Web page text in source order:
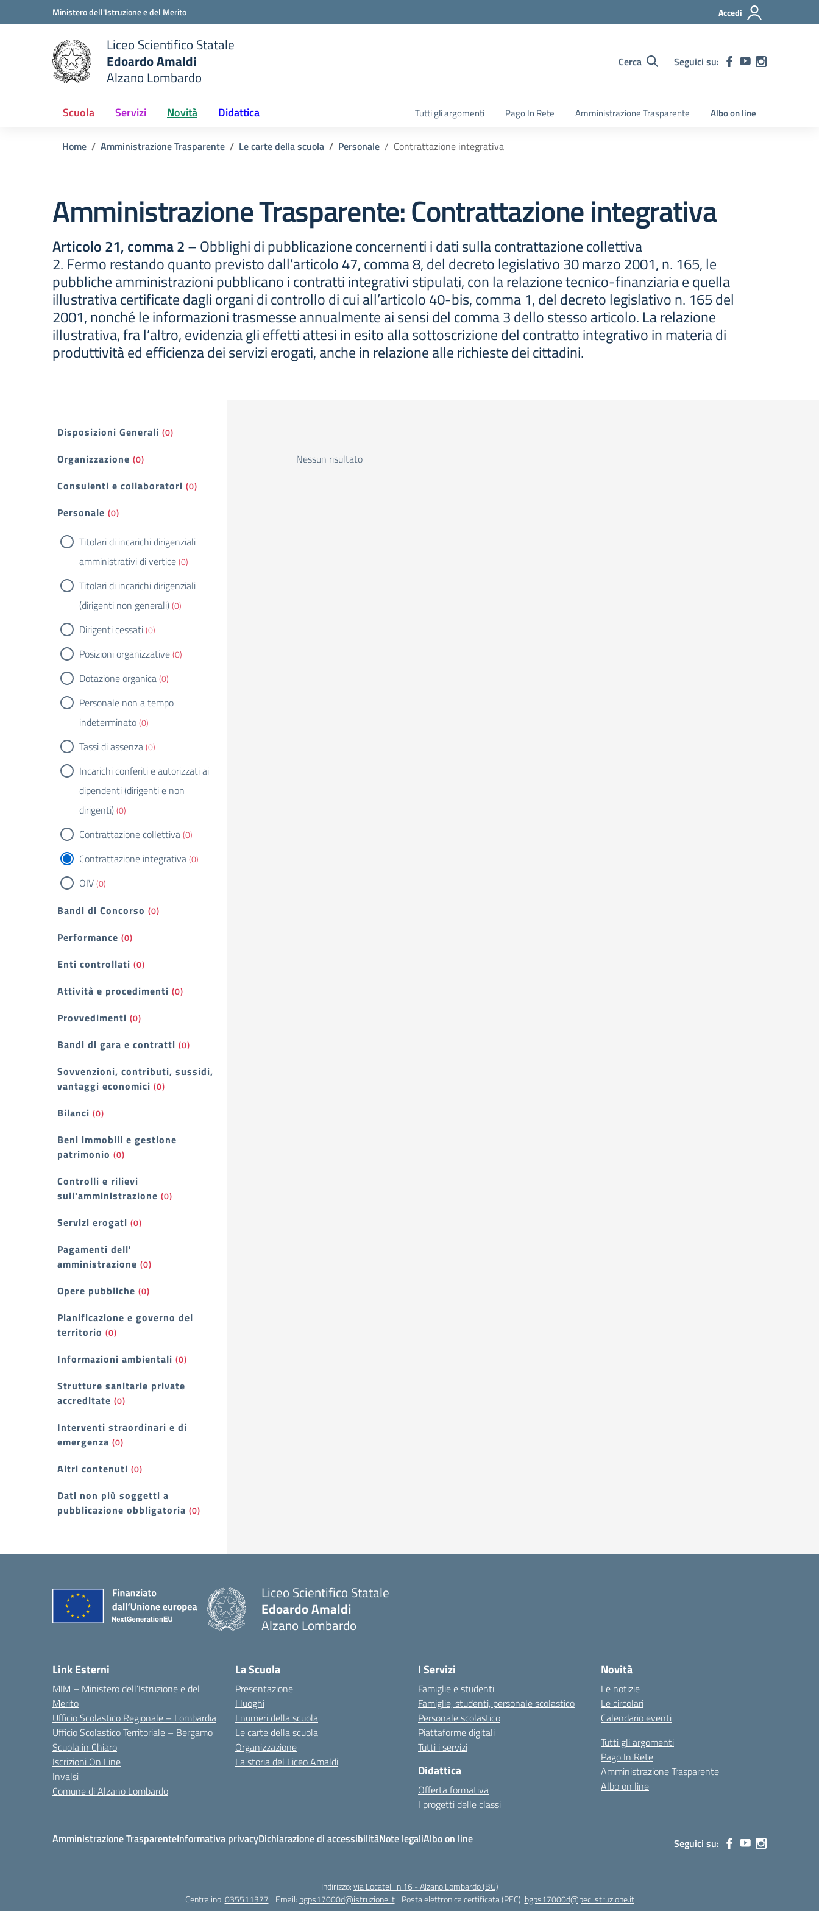
Vai ai contenuti
Vai al menu di navigazioneMinistero dell'Istruzione e del Merito Accedi
scuola
Liceo Scientifico Statale
Edoardo Amaldi
Alzano Lombardo
Cerca Seguici su:
Scuola Servizi Novità Didattica Tutti gli argomenti Pago In Rete Amministrazione Trasparente Albo on line
Home Amministrazione Trasparente Le carte della scuola Personale Contrattazione integrativa
Amministrazione Trasparente:Contrattazione integrativa
Articolo 21, comma 2– Obblighi di pubblicazione concernenti i dati sulla contrattazione collettiva
2. Fermo restando quanto previsto dall’articolo 47, comma 8, del decreto legislativo 30 marzo 2001, n. 165, le
pubbliche amministrazioni pubblicano i contratti integrativi stipulati, con la relazione tecnico-finanziaria e quella
illustrativa certificate dagli organi di controllo di cui all’articolo 40-bis, comma 1, del decreto legislativo n. 165 del
2001, nonché le informazioni trasmesse annualmente ai sensi del comma 3 dello stesso articolo. La relazione
illustrativa, fra l’altro, evidenzia gli effetti attesi in esito alla sottoscrizione del contratto integrativo in materia di
produttività ed efficienza dei servizi erogati, anche in relazione alle richieste dei cittadini.
Filtri
Disposizioni Generali (0)
Organizzazione (0)
Consulenti e collaboratori (0)
Personale (0)
Titolari di incarichi dirigenziali
amministrativi di vertice(0)
Titolari di incarichi dirigenziali
(dirigenti non generali)(0)
Dirigenti cessati(0)
Posizioni organizzative(0)
Dotazione organica(0)
Personale non a tempo
indeterminato(0)
Tassi di assenza(0)
Incarichi conferiti e autorizzati ai
dipendenti (dirigenti e non
dirigenti)(0)
Contrattazione collettiva(0)
Contrattazione integrativa(0)
OIV(0)
Bandi di Concorso (0)
Performance (0)
Enti controllati (0)
Attività e procedimenti (0)
Provvedimenti (0)
Bandi di gara e contratti (0)
Sovvenzioni, contributi, sussidi,
vantaggi economici (0)
Bilanci (0)
Beni immobili e gestione
patrimonio (0)
Controlli e rilievi
sull'amministrazione (0)
Servizi erogati (0)
Pagamenti dell'
amministrazione (0)
Opere pubbliche (0)
Pianificazione e governo del
territorio (0)
Informazioni ambientali (0)
Strutture sanitarie private
accreditate (0)
Interventi straordinari e di
emergenza (0)
Altri contenuti (0)
Dati non più soggetti a
pubblicazione obbligatoria (0)
Nessun risultato
Liceo Scientifico Statale
Edoardo Amaldi
Alzano Lombardo
Link Esterni
MIM – Ministero dell’Istruzione e del
Merito
Ufficio Scolastico Regionale – Lombardia
Ufficio Scolastico Territoriale – Bergamo
Scuola in Chiaro
Iscrizioni On Line
Invalsi
Comune di Alzano Lombardo
La Scuola
Presentazione
I luoghi
I numeri della scuola
Le carte della scuola
Organizzazione
La storia del Liceo Amaldi
I Servizi
Famiglie e studenti
Famiglie, studenti, personale scolastico
Personale scolastico
Piattaforme digitali
Tutti i servizi
Didattica
Offerta formativa
I progetti delle classi
Novità
Le notizie
Le circolari
Calendario eventi
Tutti gli argomenti
Pago In Rete
Amministrazione Trasparente
Albo on line
Amministrazione TrasparenteInformativa privacyDichiarazione di accessibilitàNote legaliAlbo on line Seguici su:
Indirizzo:via Locatelli n.16 - Alzano Lombardo (BG)
Centralino:035511377 Email: bgps17000d@istruzione.it Posta elettronica certificata (PEC): bgps17000d@pec.istruzione.it